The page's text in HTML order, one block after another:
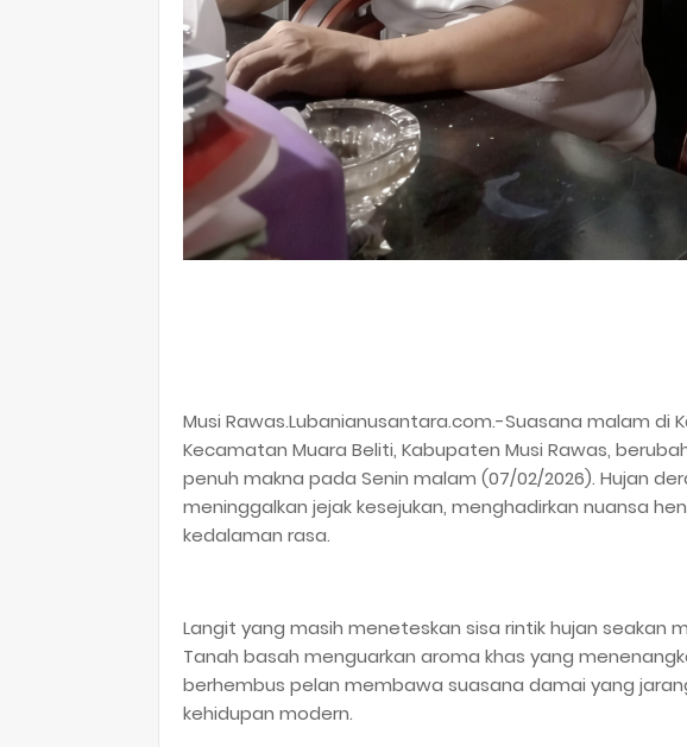
Musi Rawas.Lubanianusantara.com.-Suasana malam di
Kecamatan Muara Beliti, Kabupaten Musi Rawas,
penuh makna pada Senin malam (07/02/2026). Hujan
meninggalkan jejak kesejukan, menghadirkan nuansa
kedalaman rasa.
Langit yang masih meneteskan sisa rintik hujan seakan
Tanah basah menguarkan aroma khas yang
berhembus pelan membawa suasana damai yang
kehidupan modern.